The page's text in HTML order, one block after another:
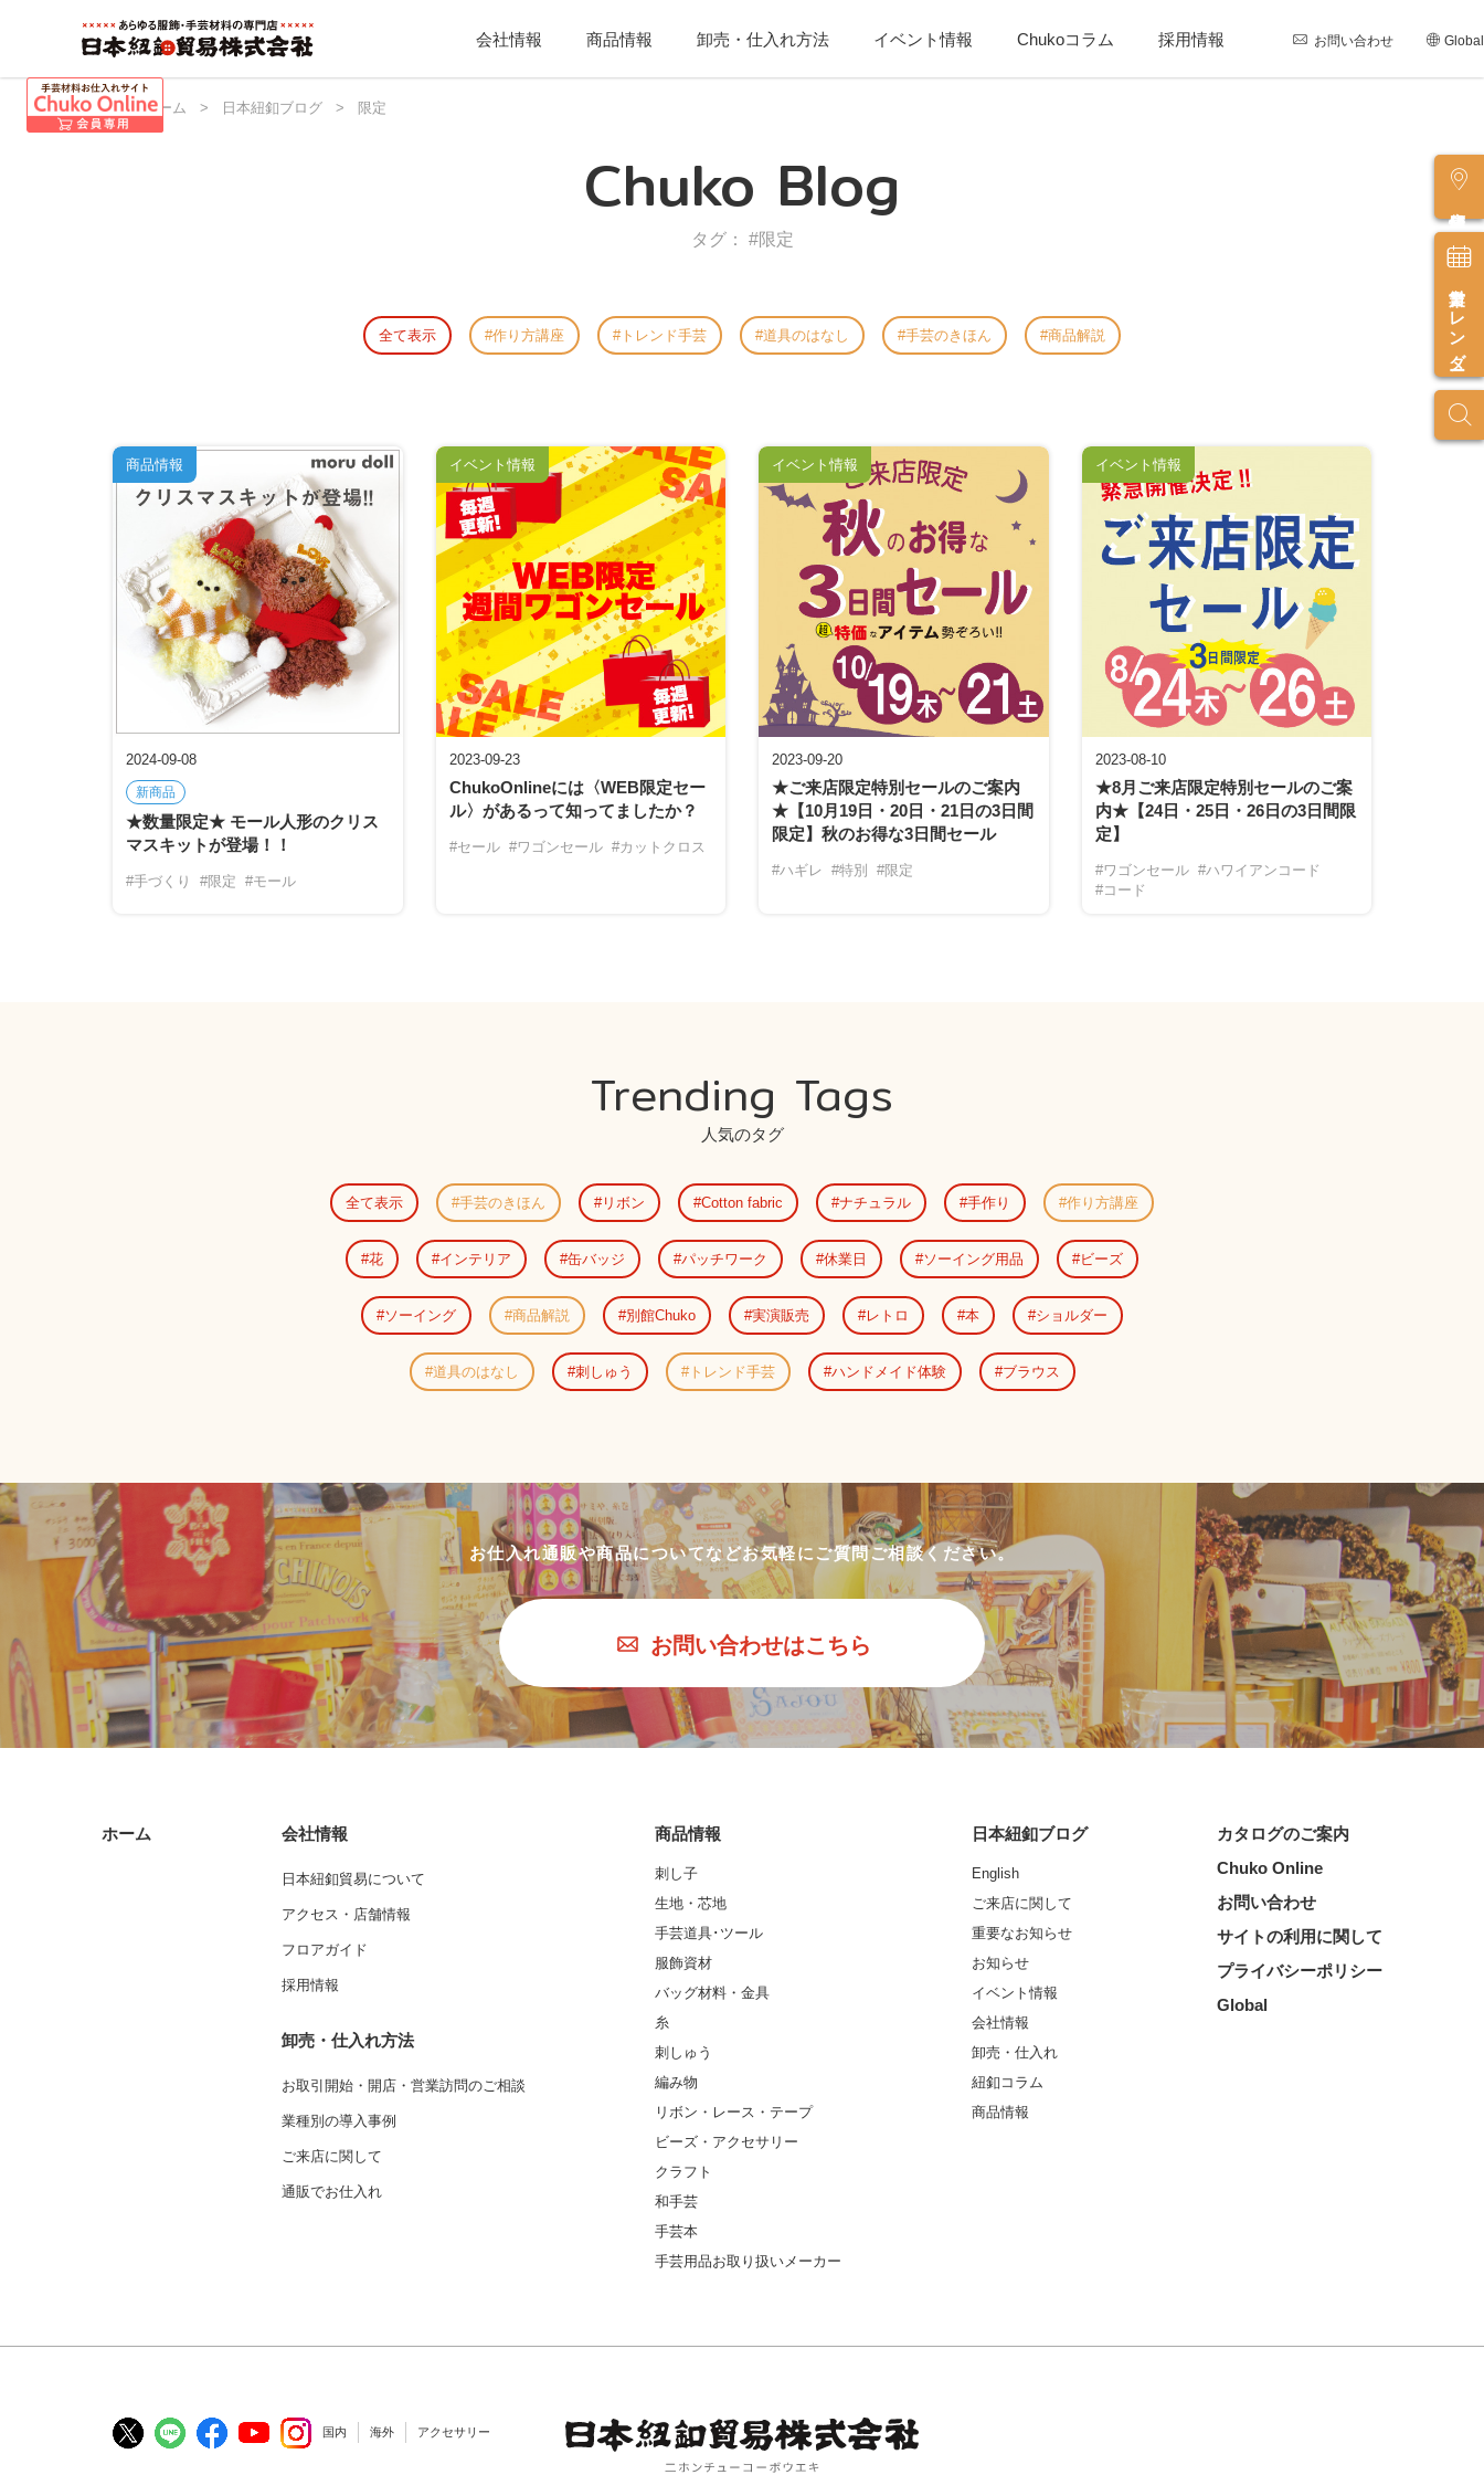
会社情報 商品情報 卸売・仕入れ方法 イベント情報 Chukoコラム 採用情報 お問い合わせ Global
営業カレンダー
日本紐釦 ホーム > 日本紐釦ブログ > 限定
Chuko Blog
タグ： #限定
全て表示 作り方講座 トレンド手芸 道具のはなし 手芸のきほん 商品解説
2024-09-08
新商品
★数量限定★ モール人形のクリス
マスキットが登場！！
#手づくり #限定 #モール
商品情報
2023-09-23
ChukoOnlineには〈WEB限定セー
ル〉があるって知ってましたか？
#セール #ワゴンセール #カットクロス
イベント情報
2023-09-20
★ご来店限定特別セールのご案内
★【10月19日・20日・21日の3日間
限定】秋のお得な3日間セール
#ハギレ #特別 #限定
イベント情報
2023-08-10
★8月ご来店限定特別セールのご案
内★【24日・25日・26日の3日間限
定】
#ワゴンセール #ハワイアンコード
#コード
イベント情報
Trending Tags
人気のタグ
全て表示 手芸のきほん リボン Cotton fabric ナチュラル 手作り 作り方講座
花 インテリア 缶バッジ パッチワーク 休業日 ソーイング用品 ビーズ
ソーイング 商品解説 別館Chuko 実演販売 レトロ 本 ショルダー
道具のはなし 刺しゅう トレンド手芸 ハンドメイド体験 ブラウス
お仕入れ通販や商品についてなどお気軽にご質問ご相談ください。
お問い合わせはこちら
ホーム 会社情報
日本紐釦貿易について
アクセス・店舗情報
フロアガイド
採用情報
卸売・仕入れ方法
お取引開始・開店・営業訪問のご相談
業種別の導入事例
ご来店に関して
通販でお仕入れ
商品情報
刺し子
生地・芯地
手芸道具･ツール
服飾資材
バッグ材料・金具
糸
刺しゅう
編み物
リボン・レース・テープ
ビーズ・アクセサリー
クラフト
和手芸
手芸本
手芸用品お取り扱いメーカー
日本紐釦ブログ
English
ご来店に関して
重要なお知らせ
お知らせ
イベント情報
会社情報
卸売・仕入れ
紐釦コラム
商品情報
カタログのご案内
Chuko Online
お問い合わせ
サイトの利用に関して
プライバシーポリシー
Global
国内 海外 アクセサリー